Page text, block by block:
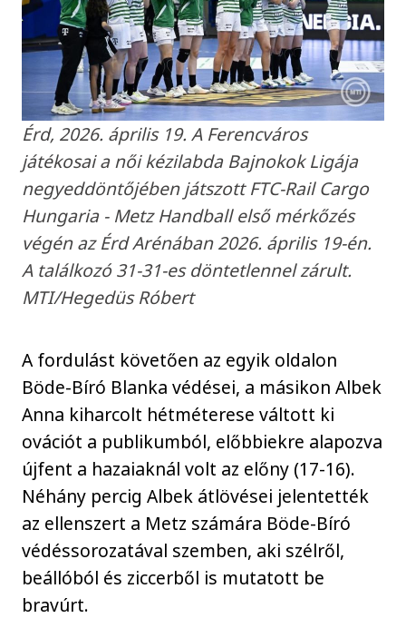
Érd, 2026. április 19. A Ferencváros
játékosai a női kézilabda Bajnokok Ligája
negyeddöntőjében játszott FTC-Rail Cargo
Hungaria - Metz Handball első mérkőzés
végén az Érd Arénában 2026. április 19-én.
A találkozó 31-31-es döntetlennel zárult.
MTI/Hegedüs Róbert
A fordulást követően az egyik oldalon
Böde-Bíró Blanka védései, a másikon Albek
Anna kiharcolt hétméterese váltott ki
ovációt a publikumból, előbbiekre alapozva
újfent a hazaiaknál volt az előny (17-16).
Néhány percig Albek átlövései jelentették
az ellenszert a Metz számára Böde-Bíró
védéssorozatával szemben, aki szélről,
beállóból és ziccerből is mutatott be
bravúrt.